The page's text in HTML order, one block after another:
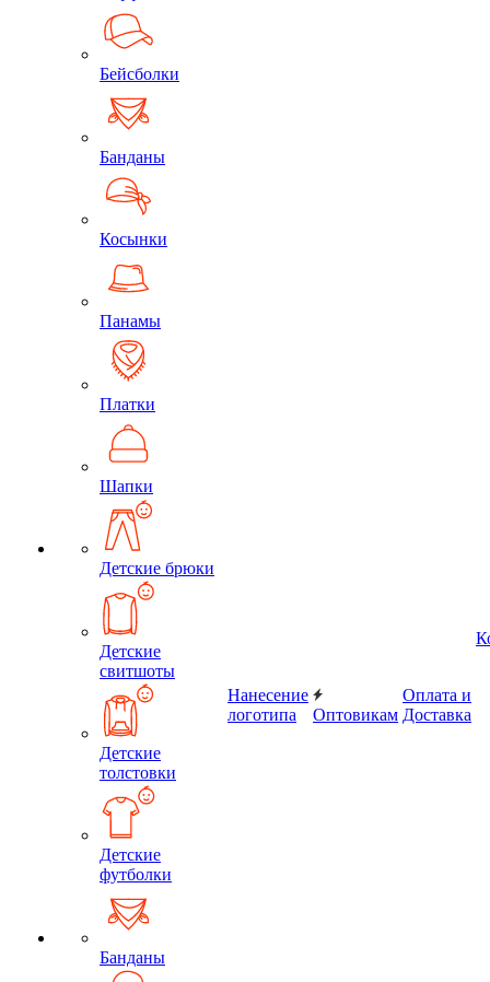
Бейсболки
Банданы
Косынки
Панамы
Платки
Шапки
Детские брюки
Детские
свитшоты
Детские
толстовки
Детские
футболки
Банданы
Нанесение
логотипа
Оптовикам
Оплата и
Доставка